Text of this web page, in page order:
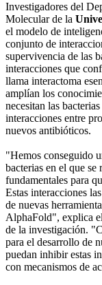
Investigadores del
Molecular de la
el modelo de
conjunto de
supervivencia de las
interacciones que
llama interactoma
amplían los
necesitan las
interacciones entre
nuevos antibióticos.
"Hemos conseguido
bacterias en el que se
fundamentales para
Estas interacciones
de nuevas
AlphaFold", explica
de la investigación.
para el desarrollo de
puedan inhibir estas
con mecanismos de